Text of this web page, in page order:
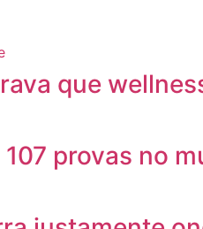
que
provas no